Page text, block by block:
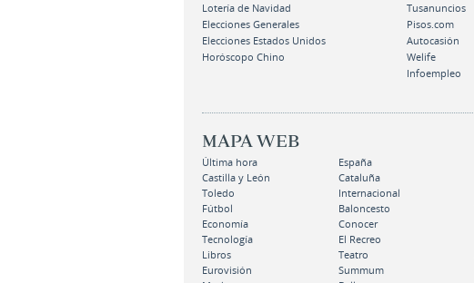
Lotería de Navidad
Elecciones Generales
Elecciones Estados Unidos
Horóscopo Chino
Tusanuncios
Pisos.com
Autocasión
Welife
Infoempleo
MAPA WEB
Última hora España
Castilla y León
Cataluña
Toledo
Internacional
Fútbol
Baloncesto
Economía
Conocer
Tecnología
El Recreo
Libros
Teatro
Eurovisión
Summum